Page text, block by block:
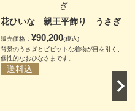
花ひいな 親王平飾り うさぎ
販売価格：¥90,200(税込)
背景のうさぎとビビットな着物が目を引く、
個性的なおひなさまです。
送料込